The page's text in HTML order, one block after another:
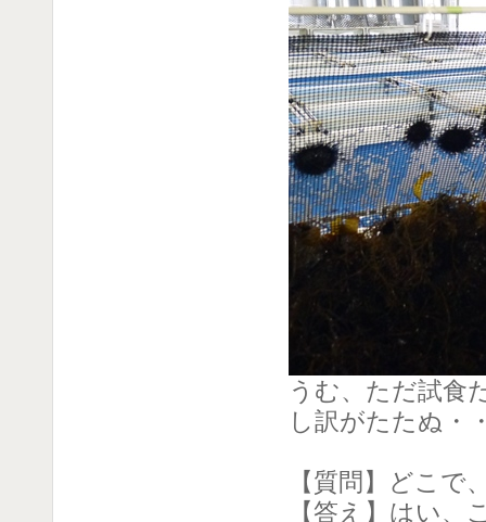
うむ、ただ試食
し訳がたたぬ・
【質問】どこで
【答え】はい、